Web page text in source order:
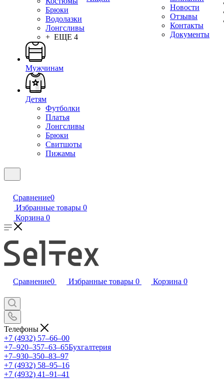
Брюки
Водолазки
Лонгсливы
+ ЕЩЕ 4
Мужчинам
Детям
Футболки
Платья
Лонгсливы
Брюки
Свитшоты
Пижамы
Новости
Отзывы
Контакты
Документы
Сравнение0
Избранные товары 0
Корзина 0
Сравнение0 Избранные товары 0 Корзина 0
Телефоны
+7 (4932) 57‒66‒00
+7‒920‒357‒63‒65Бухгалтерия
+7‒930‒350‒83‒97
+7 (4932) 58‒95‒16
+7 (4932) 41‒91‒41